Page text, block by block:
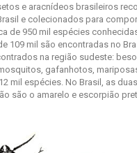
e aracnídeos brasileiros
e colecionados para
de 950 mil espécies
109 mil são encontradas no
na região sudeste:
gafanhotos,
mil espécies. No Brasil, as
são o amarelo e escorpião